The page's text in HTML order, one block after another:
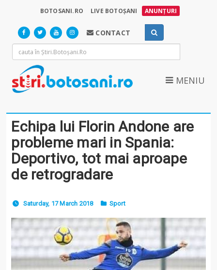
BOTOSANI.RO LIVE BOTOȘANI ANUNȚURI
CONTACT
MENIU
Echipa lui Florin Andone are
probleme mari in Spania:
Deportivo, tot mai aproape
de retrogradare
Saturday, 17 March 2018 Sport